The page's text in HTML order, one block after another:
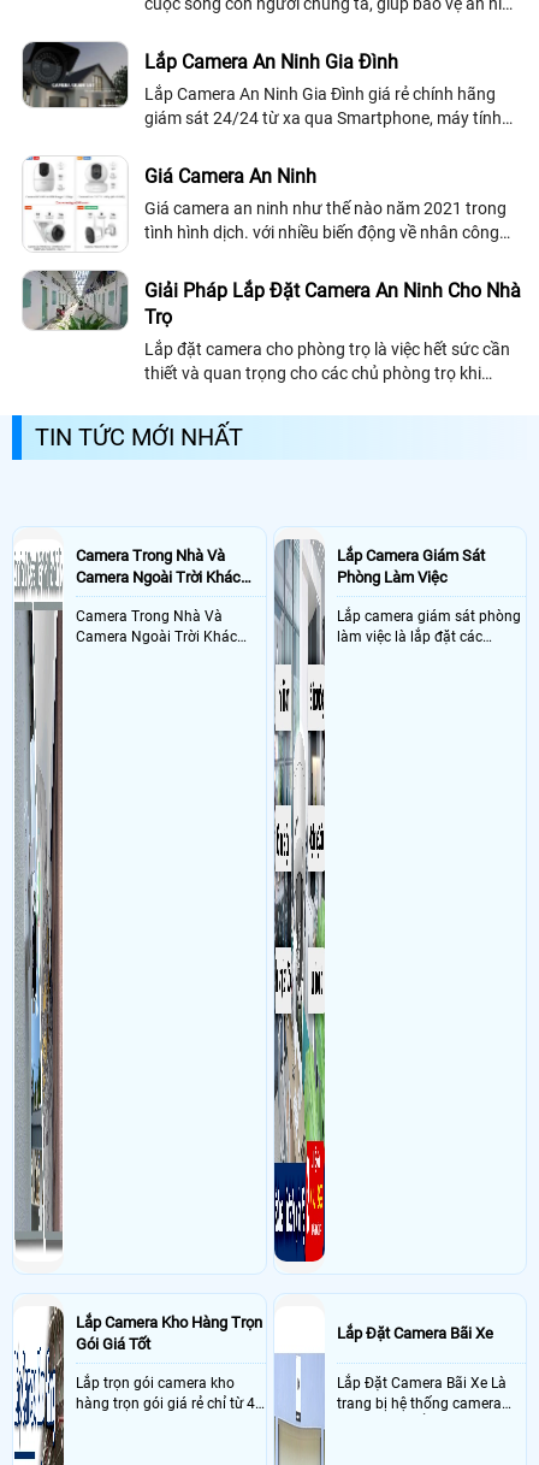
bởi camera an ninh wifi chính là trợ thủ đắc lực
bảo vệ ngôi nhà của bạn
Lắp Camera An Ninh Gia Đình
Lắp Camera An Ninh Gia Đình giá rẻ chính hãng
giám sát 24/24 từ xa qua Smartphone, máy tính
đình
Giá Camera An Ninh
Giá camera an ninh như thế nào năm 2021 trong
tình hình dịch. với nhiều biến động về nhân công
Logistics (Vận Chuyển) gặp rất nhiều khó khăn
giữa các quốc gia cũng như các khu vực trong
nước
Giải Pháp Lắp Đặt Camera An Ninh Cho Nhà
Trọ
Lắp đặt camera cho phòng trọ là việc hết sức cần
thiết và quan trọng cho các chủ phòng trọ khi
Phòng trọ là khu vực có nhiều người...
TIN TỨC MỚI NHẤT
Camera Trong Nhà Và
Camera Ngoài Trời Khác
Nhau Như Thế Nào
Camera Trong Nhà Và
Camera Ngoài Trời Khác
Lắp Camera Giám Sát
Phòng Làm Việc
Lắp camera giám sát phòng
làm việc là lắp đặt các
Lắp Camera Kho Hàng Trọn
Gói Giá Tốt
Lắp trọn gói camera kho
hàng trọn gói giá rẻ chỉ từ 4
Lắp Đặt Camera Bãi Xe
Lắp Đặt Camera Bãi Xe Là
trang bị hệ thống camera